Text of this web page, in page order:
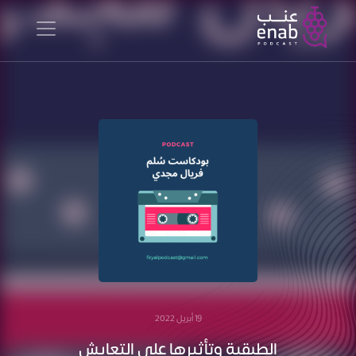
19 أبريل 2022
الطبقية وتأثيرها على التعايش